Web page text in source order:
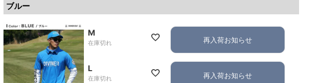
ブルー
M
在庫切れ 再入荷お知らせ
L
在庫切れ 再入荷お知らせ